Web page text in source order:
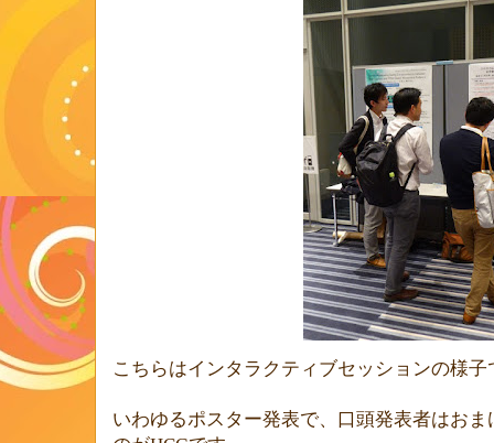
こちらはインタラクティブセッションの様子
いわゆるポスター発表で、口頭発表者はお